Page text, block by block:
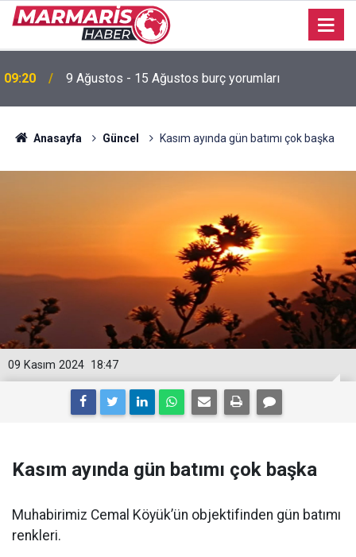
09:20 9 Ağustos - 15 Ağustos burç yorumları
22:03
Hasar’dan tepki “Erişilebilirlik bir lütuf değil, haktır”
Anasayfa Güncel Kasım ayında gün batımı çok başka
18:47
09 Kasım 2024
Kasım ayında gün batımı çok başka
Muhabirimiz Cemal Köyük’ün objektifinden gün batımı
renkleri.